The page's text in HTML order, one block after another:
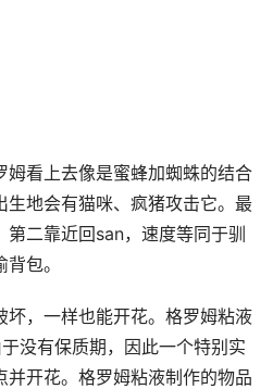
看上去像是蜜蜂加蜘蛛的结合
地会有猫咪、疯猪攻击它。最
二靠近回san，速度等同于驯
包。
，一样也能开花。格罗姆粘液
没有保质期，因此一个特别实
开花。格罗姆粘液制作的物品